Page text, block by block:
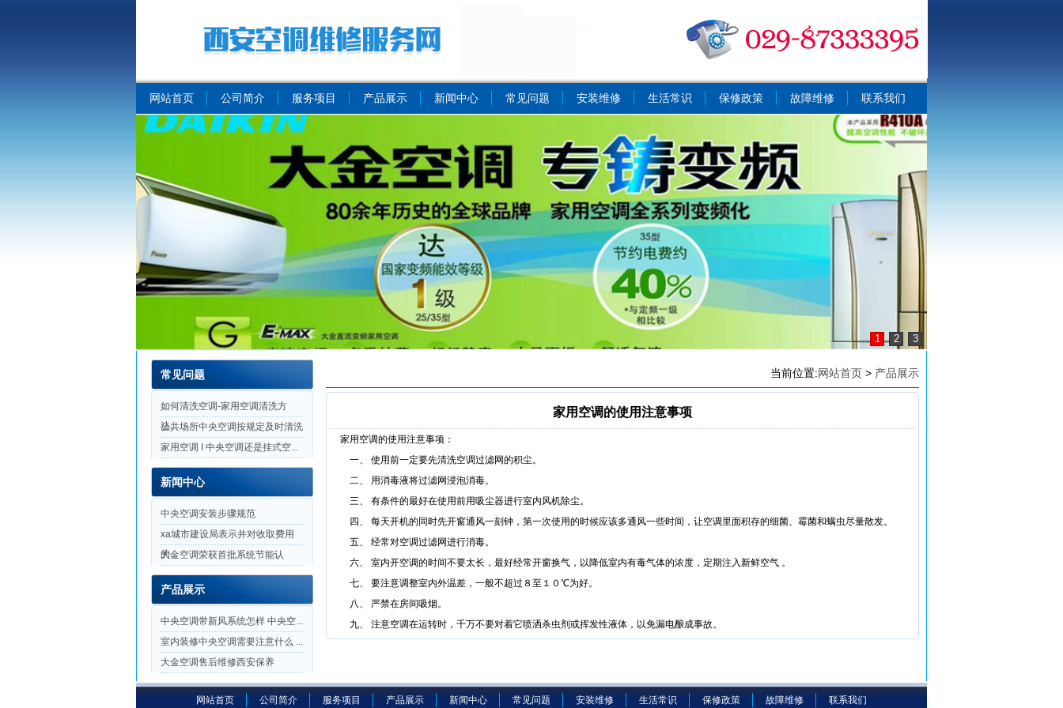
网站首页 公司简介 服务项目 产品展示 新闻中心 常见问题 安装维修 生活常识 保修政策 故障维修 联系我们
1 2 3
常见问题
如何清洗空调-家用空调清洗方
法...
公共场所中央空调按规定及时清洗
家用空调 I 中央空调还是挂式空...
新闻中心
中央空调安装步骤规范
xa城市建设局表示并对收取费用
的...
大金空调荣获首批系统节能认
证，...
产品展示
中央空调带新风系统怎样 中央空...
室内装修中央空调需要注意什么 ...
大金空调售后维修西安保养
当前位置:网站首页 > 产品展示
家用空调的使用注意事项
家用空调的使用注意事项：
一、 使用前一定要先清洗空调过滤网的积尘。
二、 用消毒液将过滤网浸泡消毒。
三、 有条件的最好在使用前用吸尘器进行室内风机除尘。
四、 每天开机的同时先开窗通风一刻钟，第一次使用的时候应该多通风一些时间，让空调里面积存的细菌、霉菌和螨虫尽量散发。
五、 经常对空调过滤网进行消毒。
六、 室内开空调的时间不要太长，最好经常开窗换气，以降低室内有毒气体的浓度，定期注入新鲜空气 。
七、 要注意调整室内外温差，一般不超过８至１０℃为好。
八、 严禁在房间吸烟。
九、 注意空调在运转时，千万不要对着它喷洒杀虫剂或挥发性液体，以免漏电酿成事故。
网站首页 公司简介 服务项目 产品展示 新闻中心 常见问题 安装维修 生活常识 保修政策 故障维修 联系我们